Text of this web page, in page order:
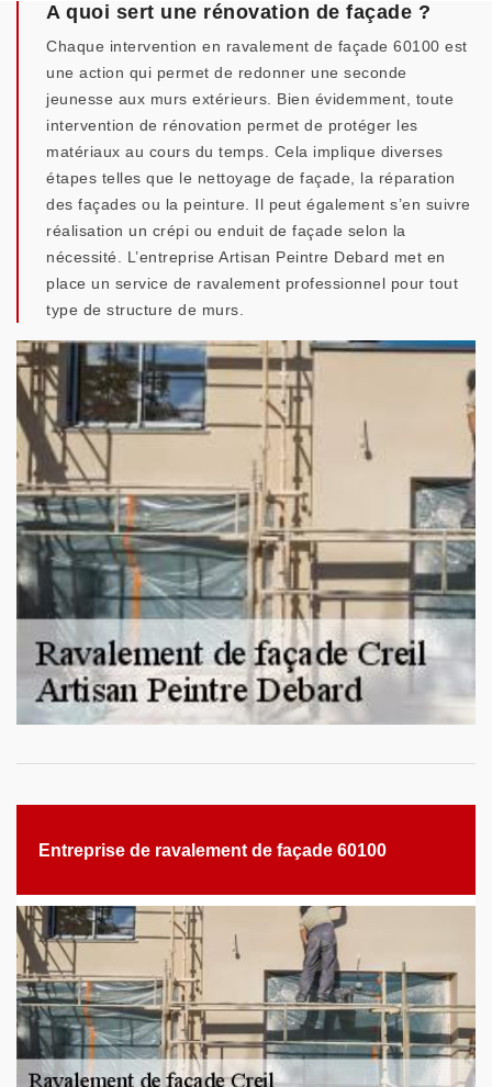
A quoi sert une rénovation de façade ?
Chaque intervention en ravalement de façade 60100 est
une action qui permet de redonner une seconde
jeunesse aux murs extérieurs. Bien évidemment, toute
intervention de rénovation permet de protéger les
matériaux au cours du temps. Cela implique diverses
étapes telles que le nettoyage de façade, la réparation
des façades ou la peinture. Il peut également s’en suivre
réalisation un crépi ou enduit de façade selon la
nécessité. L’entreprise Artisan Peintre Debard met en
place un service de ravalement professionnel pour tout
type de structure de murs.
Entreprise de ravalement de façade 60100